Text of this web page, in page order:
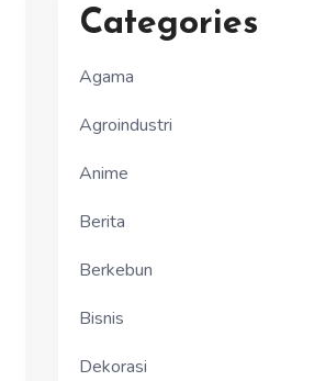
Categories
Agama
Agroindustri
Anime
Berita
Berkebun
Bisnis
Dekorasi